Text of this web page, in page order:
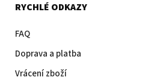
RYCHLÉ ODKAZY
FAQ
Doprava a platba
Vrácení zboží